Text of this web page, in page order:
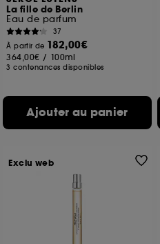
La fille de Berlin
Eau de parfum
37
À partir de 182,00€
364,00€ / 100ml
3 contenances disponibles
Ajouter au panier
Exclu web